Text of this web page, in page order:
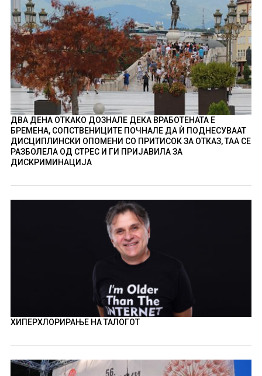
ДВА ДЕНА ОТКАКО ДОЗНАЛЕ ДЕКА ВРАБОТЕНАТА Е
БРЕМЕНА, СОПСТВЕНИЦИТЕ ПОЧНАЛЕ ДА Ѝ ПОДНЕСУВААТ
ДИСЦИПЛИНСКИ ОПОМЕНИ СО ПРИТИСОК ЗА ОТКАЗ, ТАА СЕ
РАЗБОЛЕЛА ОД СТРЕС И ГИ ПРИЈАВИЛА ЗА
ДИСКРИМИНАЦИЈА
ХИПЕРХЛОРИРАЊЕ НА ТАЛОГОТ